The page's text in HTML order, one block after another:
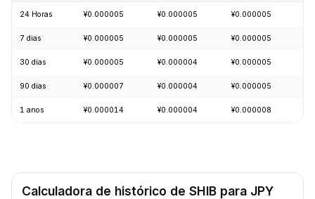
24 Horas ¥0.000005 ¥0.000005 ¥0.000005
7 dias ¥0.000005 ¥0.000005 ¥0.000005
30 dias ¥0.000005 ¥0.000004 ¥0.000005
90 dias ¥0.000007 ¥0.000004 ¥0.000005
1 anos ¥0.000014 ¥0.000004 ¥0.000008
Calculadora de histórico de SHIB para JPY